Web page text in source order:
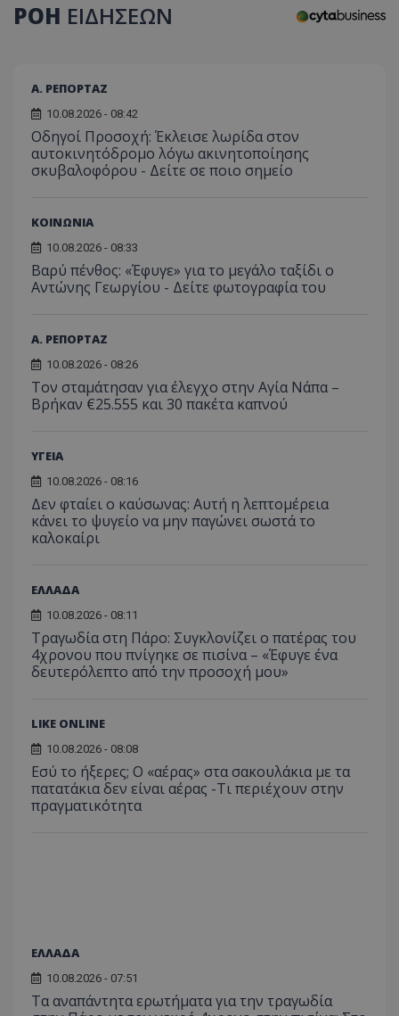
ΡΟΗ ΕΙΔΗΣΕΩΝ
Α. ΡΕΠΟΡΤΑΖ
10.08.2026 - 08:42
Οδηγοί Προσοχή: Έκλεισε λωρίδα στον
αυτοκινητόδρομο λόγω ακινητοποίησης
σκυβαλοφόρου - Δείτε σε ποιο σημείο
ΚΟΙΝΩΝΙΑ
10.08.2026 - 08:33
Βαρύ πένθος: «Έφυγε» για το μεγάλο ταξίδι ο
Αντώνης Γεωργίου - Δείτε φωτογραφία του
Α. ΡΕΠΟΡΤΑΖ
10.08.2026 - 08:26
Τον σταμάτησαν για έλεγχο στην Αγία Νάπα –
Βρήκαν €25.555 και 30 πακέτα καπνού
ΥΓΕΙΑ
10.08.2026 - 08:16
Δεν φταίει ο καύσωνας: Αυτή η λεπτομέρεια
κάνει το ψυγείο να μην παγώνει σωστά το
καλοκαίρι
ΕΛΛΑΔΑ
10.08.2026 - 08:11
Τραγωδία στη Πάρο: Συγκλονίζει ο πατέρας του
4χρονου που πνίγηκε σε πισίνα – «Έφυγε ένα
δευτερόλεπτο από την προσοχή μου»
LIKE ONLINE
10.08.2026 - 08:08
Εσύ το ήξερες; Ο «αέρας» στα σακουλάκια με τα
πατατάκια δεν είναι αέρας -Τι περιέχουν στην
πραγματικότητα
ΕΛΛΑΔΑ
10.08.2026 - 07:51
Τα αναπάντητα ερωτήματα για την τραγωδία